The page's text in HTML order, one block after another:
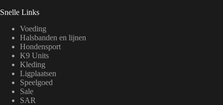
Snelle Links
Voeding
Halsbanden en lijnen
Hondensport
K9 Units
Kleding
Ligplaatsen
Speelgoed
Sale
SAR